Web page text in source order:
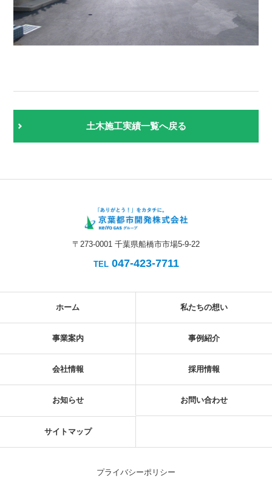
土木施工実績一覧へ戻る
〒273-0001 千葉県船橋市市場5-9-22
TEL 047-423-7711
ホーム 私たちの想い
事業案内 事例紹介
会社情報 採用情報
お知らせ お問い合わせ
サイトマップ
プライバシーポリシー